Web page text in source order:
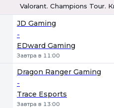
Valorant. Champions Tour.
JD Gaming
-
EDward Gaming
Завтра в 11:00
Dragon Ranger Gaming
-
Trace Esports
Завтра в 13:00